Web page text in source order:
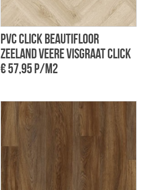
PVC Click Beautifloor
Zeeland Veere visgraat click
€ 57,95 p/m2